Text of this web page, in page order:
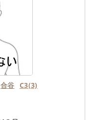
合谷 C3(3)